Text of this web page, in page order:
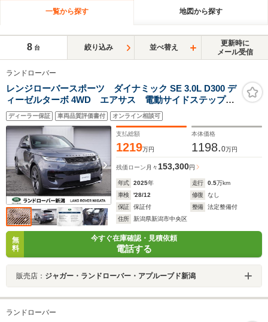
一覧から探す 地図から探す
8 台 絞り込み 並べ替え
更新時に
メール受信
ランドローバー
レンジローバースポーツ ダイナミック SE 3.0L D300 デ
ィーゼルターボ 4WD エアサス 電動サイドステップ
空気洗浄システム フロントシート(H&C) リアシート
(ヒーター) デジタルミラー スライディングルーフ 寒
冷地仕様 ヘッドアップディスプレイ
ディーラー保証 車両品質評価書付 オンライン相談可
支払総額
1219万円
本体価格
1198.0万円
残価ローン 月々153,300円
年式 2025年 走行 0.5万km
車検
'28/12 修復
なし
保証
保証付 整備
法定整備付
住所
新潟県新潟市中央区
無
料
今すぐ在庫確認・見積依頼
電話する
販売店： ジャガー・ランドローバー・アプルーブド新潟
ランドローバー